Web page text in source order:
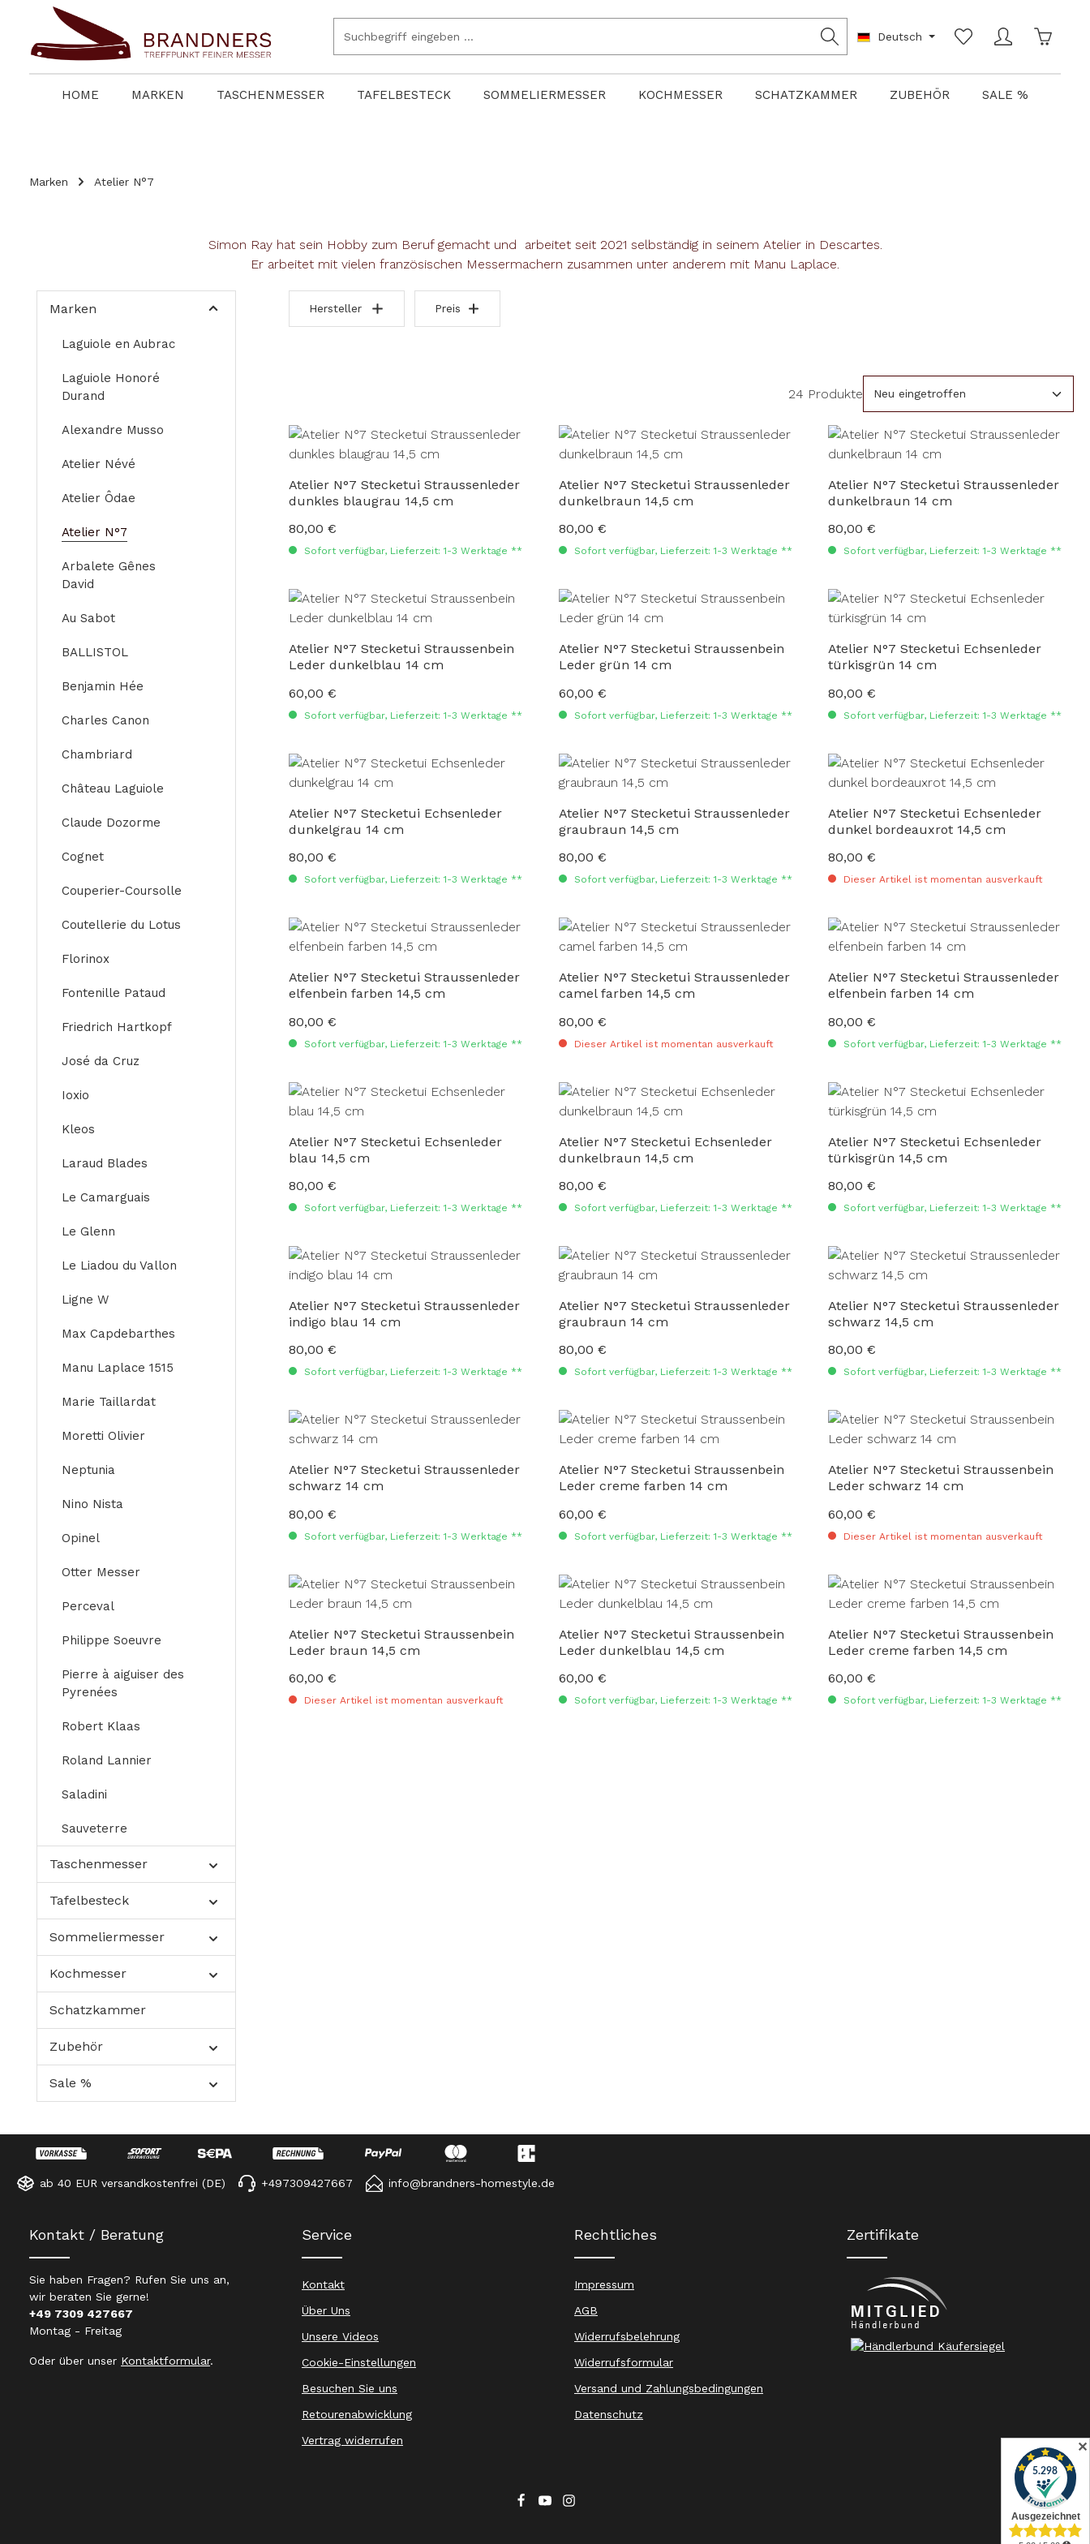
Zur Hauptnavigation springen
Deutsch
HOME MARKEN TASCHENMESSER TAFELBESTECK SOMMELIERMESSER KOCHMESSER SCHATZKAMMER ZUBEHÖR SALE %
Marken Atelier N°7
Simon Ray hat sein Hobby zum Beruf gemacht und arbeitet seit 2021 selbständig in seinem Atelier in Descartes.
Er arbeitet mit vielen französischen Messermachern zusammen unter anderem mit Manu Laplace.
Marken
Laguiole en Aubrac
Laguiole Honoré
Durand
Alexandre Musso
Atelier Névé
Atelier Ôdae
Atelier N°7
Arbalete Gênes
David
Au Sabot
BALLISTOL
Benjamin Hée
Charles Canon
Chambriard
Château Laguiole
Claude Dozorme
Cognet
Couperier-Coursolle
Coutellerie du Lotus
Florinox
Fontenille Pataud
Friedrich Hartkopf
José da Cruz
Ioxio
Kleos
Laraud Blades
Le Camarguais
Le Glenn
Le Liadou du Vallon
Ligne W
Max Capdebarthes
Manu Laplace 1515
Marie Taillardat
Moretti Olivier
Neptunia
Nino Nista
Opinel
Otter Messer
Perceval
Philippe Soeuvre
Pierre à aiguiser des
Pyrenées
Robert Klaas
Roland Lannier
Saladini
Sauveterre
Taschenmesser
Tafelbesteck
Sommeliermesser
Kochmesser
Schatzkammer
Zubehör
Sale %
Hersteller Preis
24 Produkte
Atelier N°7 Stecketui Straussenleder
dunkles blaugrau 14,5 cm
Regulärer Preis:
80,00 €
Sofort verfügbar, Lieferzeit: 1-3 Werktage **
Atelier N°7 Stecketui Straussenleder
dunkelbraun 14,5 cm
Regulärer Preis:
80,00 €
Sofort verfügbar, Lieferzeit: 1-3 Werktage **
Atelier N°7 Stecketui Straussenleder
dunkelbraun 14 cm
Regulärer Preis:
80,00 €
Sofort verfügbar, Lieferzeit: 1-3 Werktage **
Atelier N°7 Stecketui Straussenbein
Leder dunkelblau 14 cm
Regulärer Preis:
60,00 €
Sofort verfügbar, Lieferzeit: 1-3 Werktage **
Atelier N°7 Stecketui Straussenbein
Leder grün 14 cm
Regulärer Preis:
60,00 €
Sofort verfügbar, Lieferzeit: 1-3 Werktage **
Atelier N°7 Stecketui Echsenleder
türkisgrün 14 cm
Regulärer Preis:
80,00 €
Sofort verfügbar, Lieferzeit: 1-3 Werktage **
Atelier N°7 Stecketui Echsenleder
dunkelgrau 14 cm
Regulärer Preis:
80,00 €
Sofort verfügbar, Lieferzeit: 1-3 Werktage **
Atelier N°7 Stecketui Straussenleder
graubraun 14,5 cm
Regulärer Preis:
80,00 €
Sofort verfügbar, Lieferzeit: 1-3 Werktage **
Atelier N°7 Stecketui Echsenleder
dunkel bordeauxrot 14,5 cm
Regulärer Preis:
80,00 €
Dieser Artikel ist momentan ausverkauft
Atelier N°7 Stecketui Straussenleder
elfenbein farben 14,5 cm
Regulärer Preis:
80,00 €
Sofort verfügbar, Lieferzeit: 1-3 Werktage **
Atelier N°7 Stecketui Straussenleder
camel farben 14,5 cm
Regulärer Preis:
80,00 €
Dieser Artikel ist momentan ausverkauft
Atelier N°7 Stecketui Straussenleder
elfenbein farben 14 cm
Regulärer Preis:
80,00 €
Sofort verfügbar, Lieferzeit: 1-3 Werktage **
Atelier N°7 Stecketui Echsenleder
blau 14,5 cm
Regulärer Preis:
80,00 €
Sofort verfügbar, Lieferzeit: 1-3 Werktage **
Atelier N°7 Stecketui Echsenleder
dunkelbraun 14,5 cm
Regulärer Preis:
80,00 €
Sofort verfügbar, Lieferzeit: 1-3 Werktage **
Atelier N°7 Stecketui Echsenleder
türkisgrün 14,5 cm
Regulärer Preis:
80,00 €
Sofort verfügbar, Lieferzeit: 1-3 Werktage **
Atelier N°7 Stecketui Straussenleder
indigo blau 14 cm
Regulärer Preis:
80,00 €
Sofort verfügbar, Lieferzeit: 1-3 Werktage **
Atelier N°7 Stecketui Straussenleder
graubraun 14 cm
Regulärer Preis:
80,00 €
Sofort verfügbar, Lieferzeit: 1-3 Werktage **
Atelier N°7 Stecketui Straussenleder
schwarz 14,5 cm
Regulärer Preis:
80,00 €
Sofort verfügbar, Lieferzeit: 1-3 Werktage **
Atelier N°7 Stecketui Straussenleder
schwarz 14 cm
Regulärer Preis:
80,00 €
Sofort verfügbar, Lieferzeit: 1-3 Werktage **
Atelier N°7 Stecketui Straussenbein
Leder creme farben 14 cm
Regulärer Preis:
60,00 €
Sofort verfügbar, Lieferzeit: 1-3 Werktage **
Atelier N°7 Stecketui Straussenbein
Leder schwarz 14 cm
Regulärer Preis:
60,00 €
Dieser Artikel ist momentan ausverkauft
Atelier N°7 Stecketui Straussenbein
Leder braun 14,5 cm
Regulärer Preis:
60,00 €
Dieser Artikel ist momentan ausverkauft
Atelier N°7 Stecketui Straussenbein
Leder dunkelblau 14,5 cm
Regulärer Preis:
60,00 €
Sofort verfügbar, Lieferzeit: 1-3 Werktage **
Atelier N°7 Stecketui Straussenbein
Leder creme farben 14,5 cm
Regulärer Preis:
60,00 €
Sofort verfügbar, Lieferzeit: 1-3 Werktage **
ab 40 EUR versandkostenfrei (DE) +497309427667 info@brandners-homestyle.de
Kontakt / Beratung
Sie haben Fragen? Rufen Sie uns an,
wir beraten Sie gerne!
+49 7309 427667
Montag - Freitag
Oder über unser Kontaktformular.
Service
Kontakt
Über Uns
Unsere Videos
Cookie-Einstellungen
Besuchen Sie uns
Retourenabwicklung
Vertrag widerrufen
Rechtliches
Impressum
AGB
Widerrufsbelehrung
Widerrufsformular
Versand und Zahlungsbedingungen
Datenschutz
Zertifikate
✕